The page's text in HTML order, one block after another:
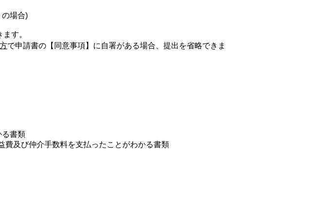
場合)
す。
で申請書の【同意事項】に自署がある場合、提出を省略できま
書類
及び仲介手数料を支払ったことがわかる書類